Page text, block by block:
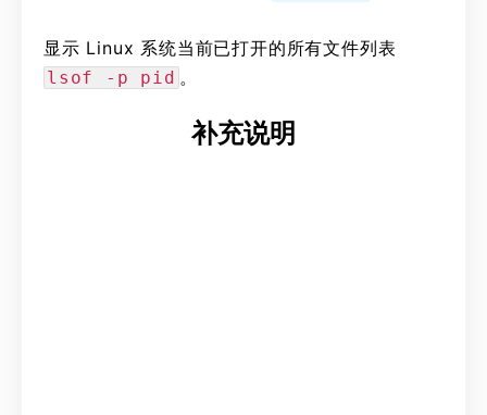
显示 Linux 系统当前已打开的所有文件列表
lsof -p pid 。
补充说明